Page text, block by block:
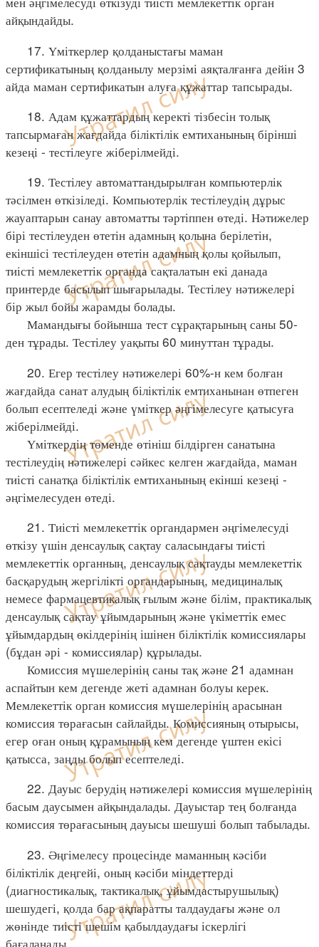
айқындайды.
17. Үміткерлер қолданыстағы маман
сертификатының қолданылу мерзімі аяқталғанға дейін 3
айда маман сертификатын алуға құжаттар тапсырады.
18. Адам құжаттардың керекті тізбесін толық
тапсырмаған жағдайда біліктілік емтиханының бірінші
кезеңі - тестілеуге жіберілмейді.
19. Тестілеу автоматтандырылған компьютерлік
тәсілмен өткізіледі. Компьютерлік тестілеудің дұрыс
жауаптарын санау автоматты тәртіппен өтеді. Нәтижелер
бірі тестілеуден өтетін адамның қолына берілетін,
екіншісі тестілеуден өтетін адамның қолы қойылып,
тиісті мемлекеттік органда сақталатын екі данада
принтерде басылып шығарылады. Тестілеу нәтижелері
бір жыл бойы жарамды болады.
Мамандығы бойынша тест сұрақтарының саны 50-
ден тұрады. Тестілеу уақыты 60 минуттан тұрады.
20. Егер тестілеу нәтижелері 60%-н кем болған
жағдайда санат алудың біліктілік емтиханынан өтпеген
болып есептеледі және үміткер әңгімелесуге қатысуға
жіберілмейді.
Үміткердің төменде өтініш білдірген санатына
тестілеудің нәтижелері сәйкес келген жағдайда, маман
тиісті санатқа біліктілік емтиханының екінші кезеңі -
әңгімелесуден өтеді.
21. Тиісті мемлекеттік органдармен әңгімелесуді
өткізу үшін денсаулық сақтау саласындағы тиісті
мемлекеттік органның, денсаулық сақтауды мемлекеттік
басқарудың жергілікті органдарының, медициналық
немесе фармацевтикалық ғылым және білім, практикалық
денсаулық сақтау ұйымдарының және үкіметтік емес
ұйымдардың өкілдерінің ішінен біліктілік комиссиялары
(бұдан әрі - комиссиялар) құрылады.
Комиссия мүшелерінің саны тақ және 21 адамнан
аспайтын кем дегенде жеті адамнан болуы керек.
Мемлекеттік орган комиссия мүшелерінің арасынан
комиссия төрағасын сайлайды. Комиссияның отырысы,
егер оған оның құрамының кем дегенде үштен екісі
қатысса, заңды болып есептеледі.
22. Дауыс берудің нәтижелері комиссия мүшелерінің
басым даусымен айқындалады. Дауыстар тең болғанда
комиссия төрағасының дауысы шешуші болып табылады.
23. Әңгімелесу процесінде маманның кәсіби
біліктілік деңгейі, оның кәсіби міндеттерді
(диагностикалық, тактикалық, ұйымдастырушылық)
шешудегі, қолда бар ақпаратты талдаудағы және ол
жөнінде тиісті шешім қабылдаудағы іскерлігі
бағаланады.